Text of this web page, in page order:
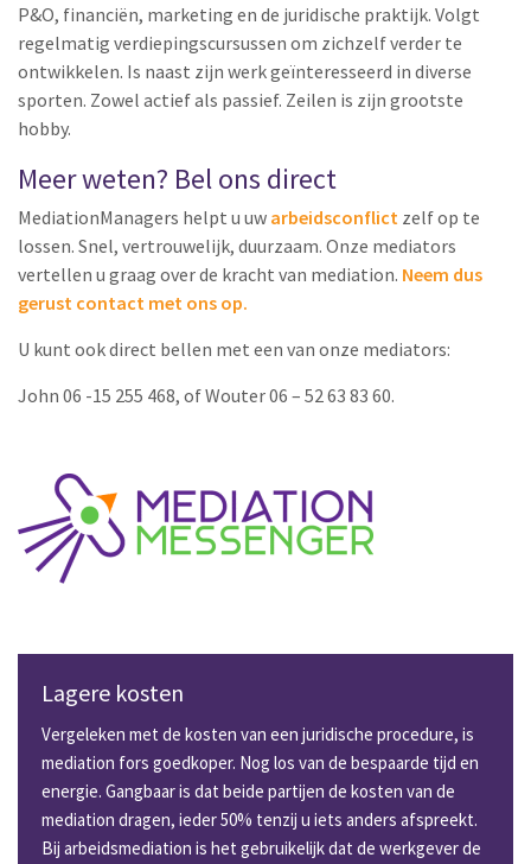
P&O, financiën, marketing en de juridische praktijk. Volgt
regelmatig verdiepingscursussen om zichzelf verder te
ontwikkelen. Is naast zijn werk geïnteresseerd in diverse
sporten. Zowel actief als passief. Zeilen is zijn grootste
hobby.
Meer weten? Bel ons direct
MediationManagers helpt u uw arbeidsconflict zelf op te
lossen. Snel, vertrouwelijk, duurzaam. Onze mediators
vertellen u graag over de kracht van mediation. Neem dus
gerust contact met ons op.
U kunt ook direct bellen met een van onze mediators:
John 06 -15 255 468, of Wouter 06 – 52 63 83 60.
Lagere kosten
Vergeleken met de kosten van een juridische procedure, is
mediation fors goedkoper. Nog los van de bespaarde tijd en
energie. Gangbaar is dat beide partijen de kosten van de
mediation dragen, ieder 50% tenzij u iets anders afspreekt.
Bij arbeidsmediation is het gebruikelijk dat de werkgever de